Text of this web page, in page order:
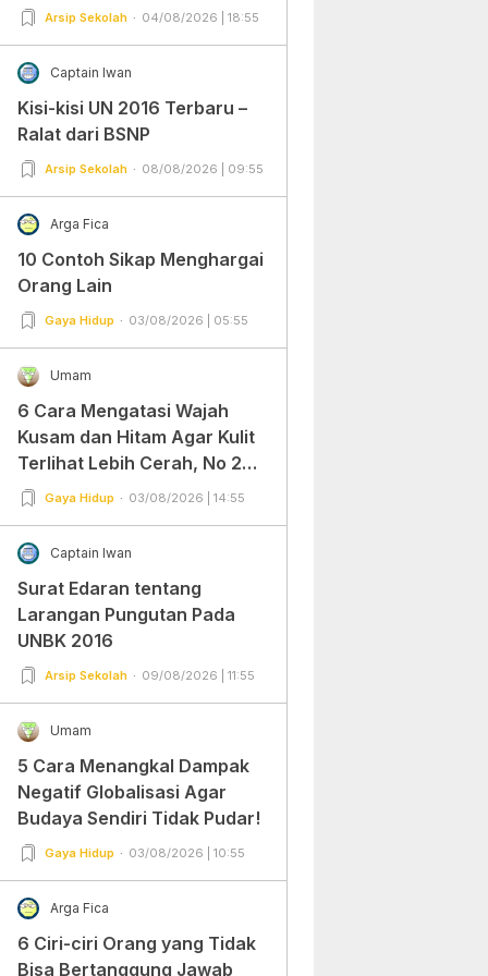
Arsip Sekolah 04/08/2026 | 18:55
Captain Iwan
Kisi-kisi UN 2016 Terbaru –
Ralat dari BSNP
Arsip Sekolah 08/08/2026 | 09:55
Arga Fica
10 Contoh Sikap Menghargai
Orang Lain
Gaya Hidup 03/08/2026 | 05:55
Umam
6 Cara Mengatasi Wajah
Kusam dan Hitam Agar Kulit
Terlihat Lebih Cerah, No 2
Gampang Banget dan Mudah
Gaya Hidup 03/08/2026 | 14:55
Captain Iwan
Surat Edaran tentang
Larangan Pungutan Pada
UNBK 2016
Arsip Sekolah 09/08/2026 | 11:55
Umam
5 Cara Menangkal Dampak
Negatif Globalisasi Agar
Budaya Sendiri Tidak Pudar!
Gaya Hidup 03/08/2026 | 10:55
Arga Fica
6 Ciri-ciri Orang yang Tidak
Bisa Bertanggung Jawab